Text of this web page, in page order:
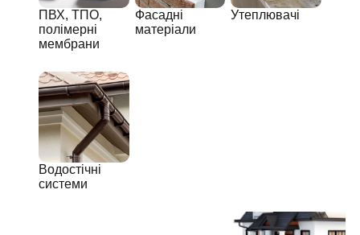
ПВХ, ТПО,
полімерні
мембрани
Фасадні
матеріали
Утеплювачі
Водостічні
системи